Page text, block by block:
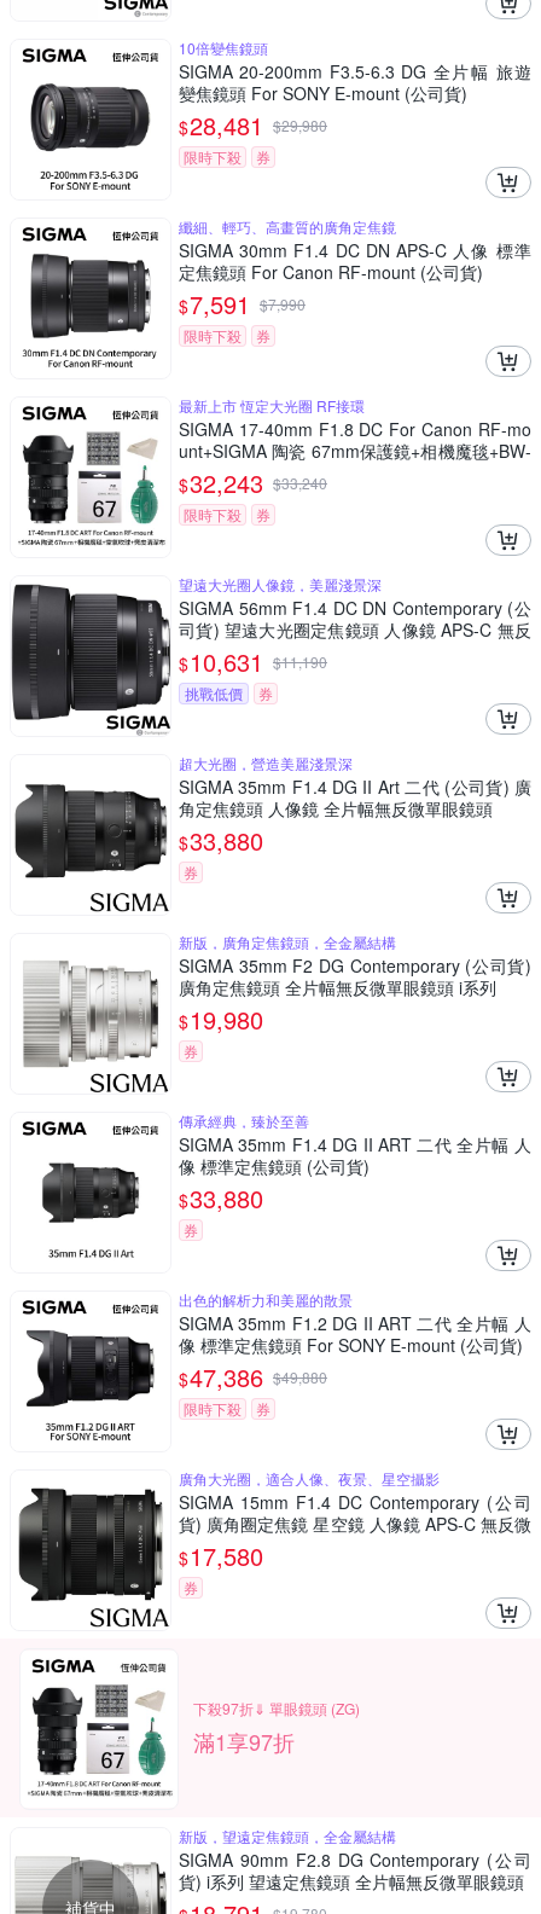
10倍變焦鏡頭
SIGMA 20-200mm F3.5-6.3 DG 全片幅 旅遊
變焦鏡頭 For SONY E-mount (公司貨)
$28,481 $29,980
限時下殺
券
纖細、輕巧、高畫質的廣角定焦鏡
SIGMA 30mm F1.4 DC DN APS-C 人像 標準
定焦鏡頭 For Canon RF-mount (公司貨)
$7,591 $7,990
限時下殺
券
最新上市 恆定大光圈 RF接環
SIGMA 17-40mm F1.8 DC For Canon RF-mo
unt+SIGMA 陶瓷 67mm保護鏡+相機魔毯+BW-
130吹球+麂皮清潔布(公司貨)
$32,243 $33,240
限時下殺
券
望遠大光圈人像鏡，美麗淺景深
SIGMA 56mm F1.4 DC DN Contemporary (公
司貨) 望遠大光圈定焦鏡頭 人像鏡 APS-C 無反
微單眼專用鏡頭
$10,631 $11,190
挑戰低價
券
超大光圈，營造美麗淺景深
SIGMA 35mm F1.4 DG II Art 二代 (公司貨) 廣
角定焦鏡頭 人像鏡 全片幅無反微單眼鏡頭
$33,880
券
新版，廣角定焦鏡頭，全金屬結構
SIGMA 35mm F2 DG Contemporary (公司貨)
廣角定焦鏡頭 全片幅無反微單眼鏡頭 i系列
$19,980
券
傳承經典，臻於至善
SIGMA 35mm F1.4 DG II ART 二代 全片幅 人
像 標準定焦鏡頭 (公司貨)
$33,880
券
出色的解析力和美麗的散景
SIGMA 35mm F1.2 DG II ART 二代 全片幅 人
像 標準定焦鏡頭 For SONY E-mount (公司貨)
$47,386 $49,880
限時下殺
券
廣角大光圈，適合人像、夜景、星空攝影
SIGMA 15mm F1.4 DC Contemporary (公司
貨) 廣角圈定焦鏡 星空鏡 人像鏡 APS-C 無反微
單眼專用鏡頭
$17,580
券
下殺97折⇓ 單眼鏡頭 (ZG)
滿1享97折
補貨中
新版，望遠定焦鏡頭，全金屬結構
SIGMA 90mm F2.8 DG Contemporary (公司
貨) i系列 望遠定焦鏡頭 全片幅無反微單眼鏡頭